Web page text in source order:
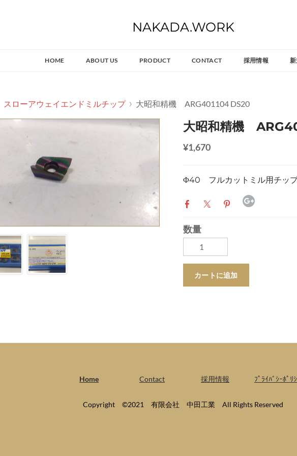
NAKADA.WORK
HOME ABOUT US PRODUCT CONTACT 採用情報
スローアウェイエンドミルチップ 大昭和精機 ARG401104 DS20
大昭和精機
¥1,670
Φ40 フルカットミル用チ
数量
カートに追加
Home Contact 採用情報 ﾌﾟﾗｲﾊﾞｼｰﾎﾟﾘ
Copyright ©2021 有限会社 中田工業 All Rights Reserved